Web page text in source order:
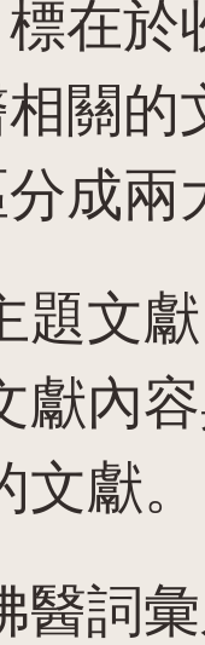
在於
關的
成兩
題文獻
獻內
獻。
醫詞